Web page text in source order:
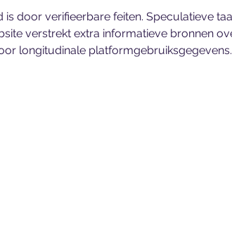
door verifieerbare feiten. Speculatieve
verstrekt extra informatieve bronnen
longitudinale platformgebruiksgegevens.